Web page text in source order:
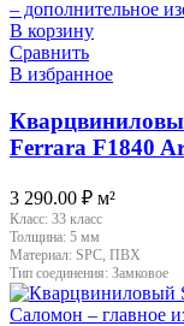
В корзину
Сравнить
В избранное
Ferrara F1840
3 290.00 ₽ м²
Класс: 33 класс
Толщина: 5 мм
Материал: SPC, ПВХ
Тип соединения: Замковое